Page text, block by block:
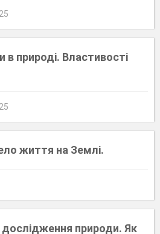
в природі. Властивості
життя на Землі.
природи. Як